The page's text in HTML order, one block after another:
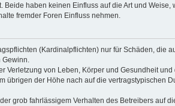
Beide haben keinen Einfluss auf die Art und Weise,
fremder Foren Einfluss nehmen.
(Kardinalpflichten) nur für Schäden, die
Gewinn.
Verletzung von Leben, Körper und Gesundheit und
übrigen der Höhe nach auf die vertragstypischen
grob fahrlässigem Verhalten des Betreibers auf